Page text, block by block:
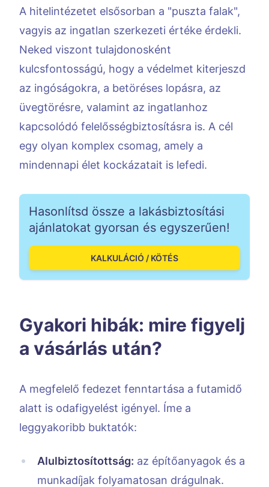
A hitelintézetet elsősorban a "puszta falak",
vagyis az ingatlan szerkezeti értéke érdekli.
Neked viszont tulajdonosként
kulcsfontosságú, hogy a védelmet kiterjeszd
az ingóságokra, a betöréses lopásra, az
üvegtörésre, valamint az ingatlanhoz
kapcsolódó felelősségbiztosításra is. A cél
egy olyan komplex csomag, amely a
mindennapi élet kockázatait is lefedi.
Hasonlítsd össze a lakásbiztosítási
ajánlatokat gyorsan és egyszerűen!
KALKULÁCIÓ / KÖTÉS
Gyakori hibák: mire figyelj
a vásárlás után?
A megfelelő fedezet fenntartása a futamidő
alatt is odafigyelést igényel. Íme a
leggyakoribb buktatók:
Alulbiztosítottság: az építőanyagok és a
munkadíjak folyamatosan drágulnak.